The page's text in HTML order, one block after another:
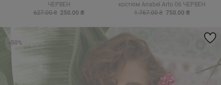
ЧЕРВЕН
627.00 ₴ 250.00 ₴
костюм Anabel Arto 06 ЧЕРВЕН
1 767.00 ₴ 750.00 ₴
-50%